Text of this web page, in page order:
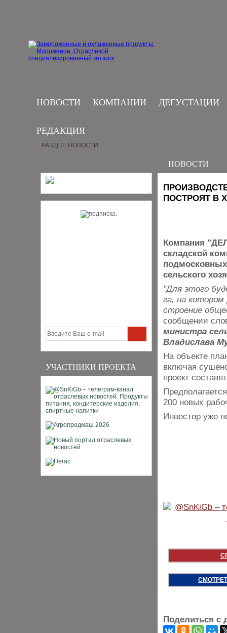
НОВОСТИ КОМПАНИИ ДЕГУСТАЦИИ
РЕДАКЦИЯ
УЧАСТНИКИ ПРОЕКТА
РАЗДЕЛ: НОВОСТИ
НОВОСТИ
ПОСТРОЯТ В
Компания
складской
сельского
"Для этого
га, на котором
строение
сообщении
министра
Владислава
На объекте
включая
проект
200 новых
Инвестор уже
Поделиться с